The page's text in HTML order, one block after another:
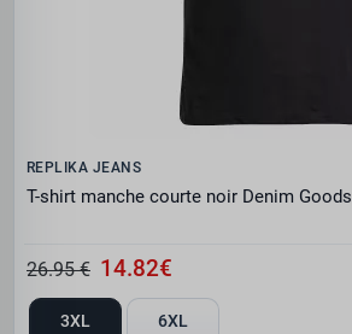
REPLIKA JEANS
T-shirt manche courte noir Denim Goods
26.95 € 14.82€
3XL 6XL